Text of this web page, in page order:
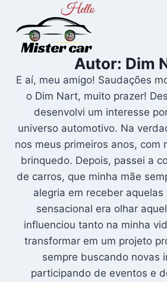
Conteúdo
Autor: Dim
E aí, meu amigo! Saudações
o Dim Nart, muito prazer!
desenvolvi um interesse
universo automotivo. Na
nos meus primeiros anos, com
brinquedo. Depois, passei a
de carros, que minha mãe
alegria em receber aquelas
sensacional era olhar
influenciou tanto na minha
transformar em um projeto
sempre buscando novas
participando de eventos e